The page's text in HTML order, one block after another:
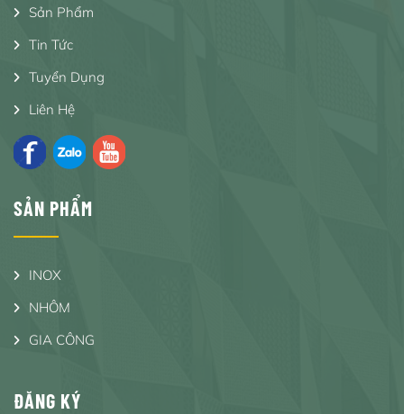
Sản Phẩm
Tin Tức
Tuyển Dụng
Liên Hệ
SẢN PHẨM
INOX
NHÔM
GIA CÔNG
ĐĂNG KÝ